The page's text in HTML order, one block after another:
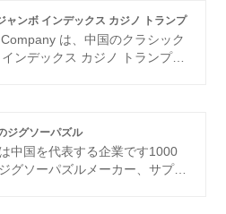
サービスにより、国内外の顧客
頼を獲得し、中国の多くの大手
優先サプライヤーです。
ャンボ インデックス カジノ トランプ
は、中国のクラシック
ンデックス カジノ トランプの
フェッショナルなサービスで、
の賞賛を獲得してください!
ジグソーパズル
中国を代表する企業です1000
グソーパズルメーカー、サプラ